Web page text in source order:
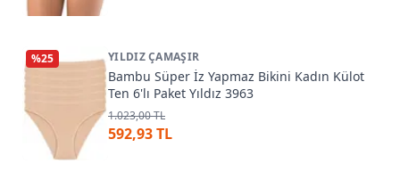
%25 YILDIZ ÇAMAŞIR
Bambu Süper İz Yapmaz Bikini Kadın Külot
Ten 6'lı Paket Yıldız 3963
1.023,00 TL
592,93 TL